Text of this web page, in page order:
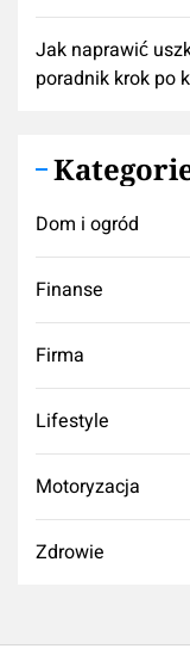
Jak naprawić
poradnik krok po
Dom i ogród
Finanse
Firma
Lifestyle
Motoryzacja
Zdrowie